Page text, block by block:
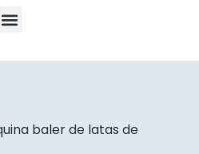
baler de latas de